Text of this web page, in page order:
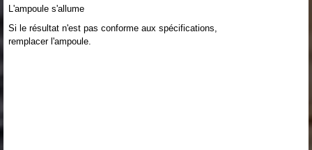
L'ampoule s'allume
Si le résultat n'est pas conforme aux spécifications,
remplacer l'ampoule.